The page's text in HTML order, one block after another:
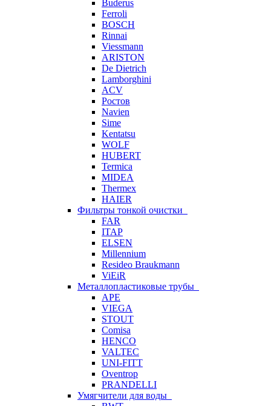
Buderus
Ferroli
BOSCH
Rinnai
Viessmann
ARISTON
De Dietrich
Lamborghini
ACV
Ростов
Navien
Sime
Kentatsu
WOLF
HUBERT
Termica
MIDEA
Thermex
HAIER
Фильтры тонкой очистки
FAR
ITAP
ELSEN
Millennium
Resideo Braukmann
ViEiR
Металлопластиковые трубы
APE
VIEGA
STOUT
Comisa
HENCO
VALTEC
UNI-FITT
Oventrop
PRANDELLI
Умягчители для воды